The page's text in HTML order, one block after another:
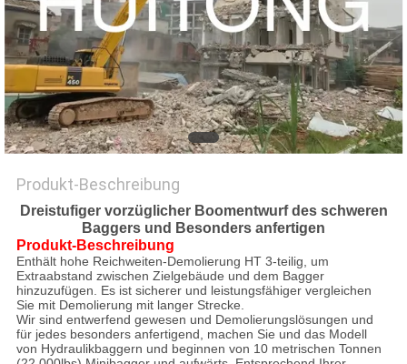
Produkt-Beschreibung
Dreistufiger vorzüglicher Boomentwurf des schweren
Baggers und Besonders anfertigen
Produkt-Beschreibung
Enthält hohe Reichweiten-Demolierung HT 3-teilig, um
Extraabstand zwischen Zielgebäude und dem Bagger
hinzuzufügen. Es ist sicherer und leistungsfähiger vergleichen
Sie mit Demolierung mit langer Strecke.
Wir sind entwerfend gewesen und Demolierungslösungen und
für jedes besonders anfertigend, machen Sie und das Modell
von Hydraulikbaggern und beginnen von 10 metrischen Tonnen